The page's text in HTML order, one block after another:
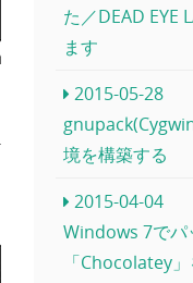
た／DEAD EYE
ます
2015-05-28
境を構築する
2015-04-04
Windows 7でパ
「Chocolatey